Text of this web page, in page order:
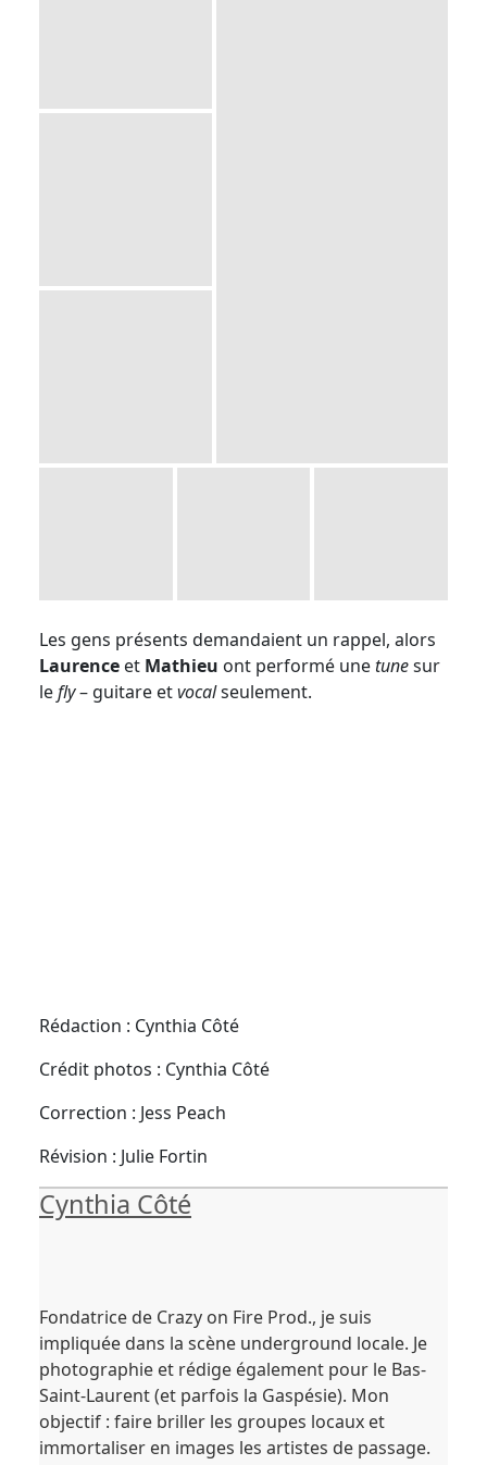
Les gens présents demandaient un rappel, alors
Laurence et Mathieu ont performé unetunesur
lefly– guitare etvocalseulement.
Rédaction : Cynthia Côté
Crédit photos : Cynthia Côté
Correction : Jess Peach
Révision : Julie Fortin
Cynthia Côté
Fondatrice de Crazy on Fire Prod., je suis
impliquée dans la scène underground locale. Je
photographie et rédige également pour le Bas-
Saint-Laurent (et parfois la Gaspésie). Mon
objectif : faire briller les groupes locaux et
immortaliser en images les artistes de passage.